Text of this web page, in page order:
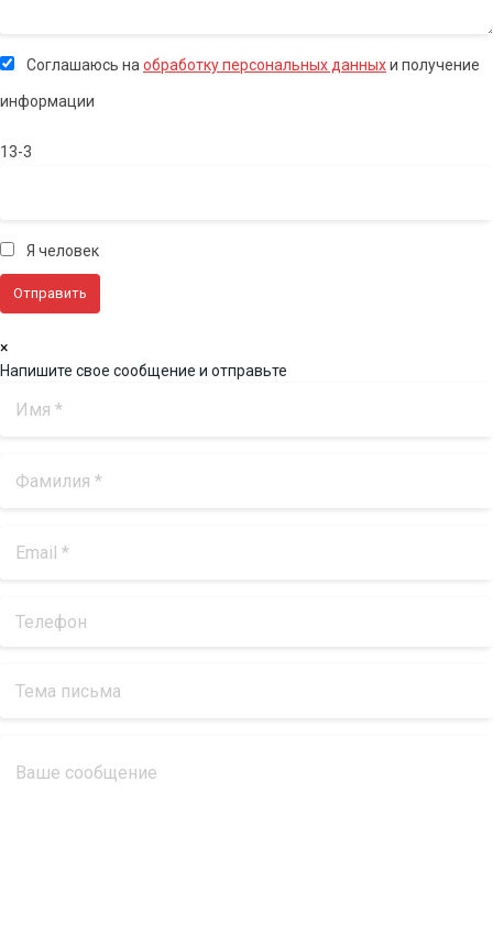
Соглашаюсь на обработку персональных данныхи получение
информации
13-3
Я человек
×
Напишите свое сообщение и отправьте